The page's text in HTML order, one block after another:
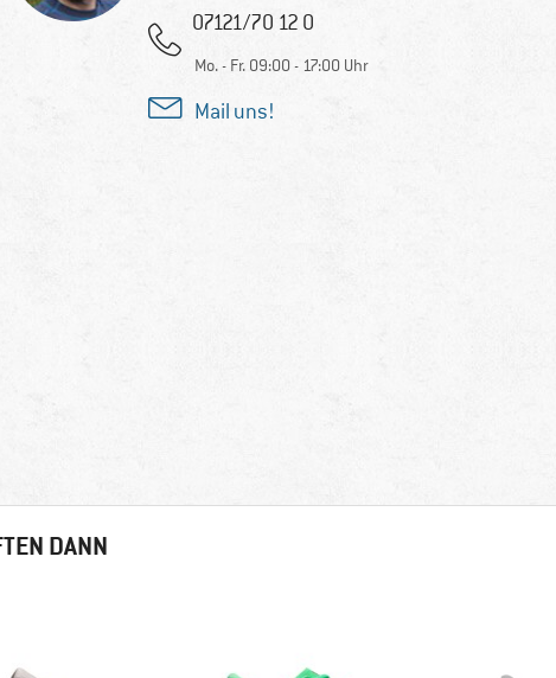
07121/70 12 0
Mo. - Fr. 09:00 - 17:00 Uhr
Mail uns!
DANN